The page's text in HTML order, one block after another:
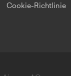
Cookie-Richtlinie